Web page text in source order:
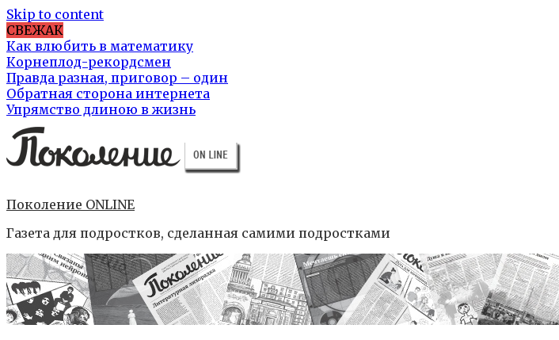
Skip to content
СВЕЖАК
Как влюбить в математику
Корнеплод-рекордсмен
Правда разная, приговор – один
Обратная сторона интернета
Упрямство длиною в жизнь
Поколение ONLINE
Газета для подростков, сделанная самими подростками